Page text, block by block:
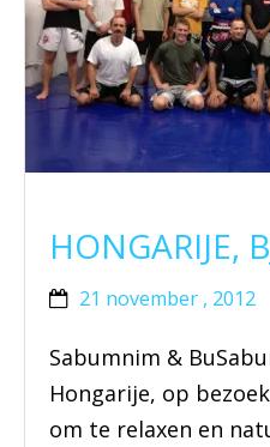
HONGARIJE,
21 november , 2012
Sabumnim &
Hongarije, op
om te relaxen en